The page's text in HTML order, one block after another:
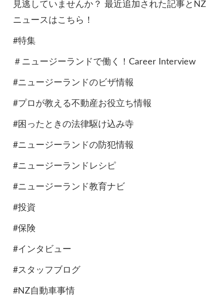
見逃していませんか？ 最近追加された記事とNZ
ニュースはこちら！
#特集
＃ニュージーランドで働く！Career Interview
#ニュージーランドのビザ情報
#プロが教える不動産お役立ち情報
#困ったときの法律駆け込み寺
#ニュージーランドの防犯情報
#ニュージーランドレシピ
#ニュージーランド教育ナビ
#投資
#保険
#インタビュー
#スタッフブログ
#NZ自動車事情